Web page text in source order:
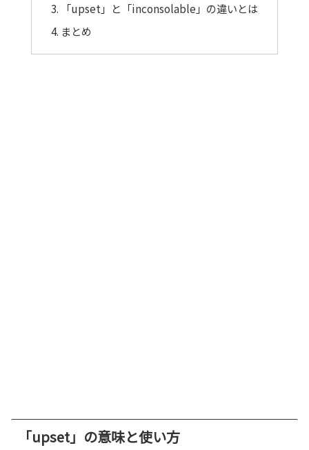
「upset」と「inconsolable」の違いとは
まとめ
「upset」の意味と使い方